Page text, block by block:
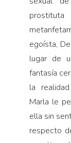
egoísta,
lugar de
fantasía
la
Marla le
ella sin
respecto